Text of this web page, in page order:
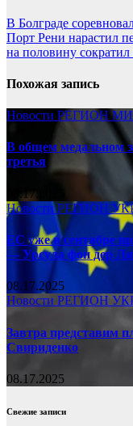
В Болграде
Порт Рени нарастил
на половину
Похожая запись
Новости РЕГИОН
В общем медальном
третья
08.17.2025
НовостиРЕГИОН
ЕС уже в сентябре
— Урсула фон дер
08.17.2025
Новости РЕГИОН
Завтра представим
Свириденко
08.17.2025
Свежие записи